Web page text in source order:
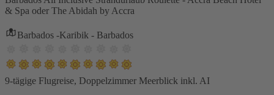
& Spa oder The Abidah by Accra
Barbados -Karibik - Barbados
9-tägige Flugreise, Doppelzimmer Meerblick inkl. AI